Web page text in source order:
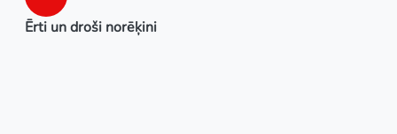
Ērti un droši norēķini